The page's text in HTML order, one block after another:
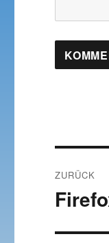
ZURÜCK
Vorheriger